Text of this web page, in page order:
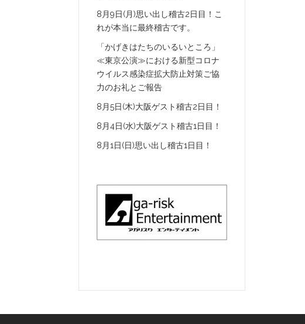
8月9日(月)思い出し稽古2日目！こ
れが本当に最終稽古です。
「かげきはたちのいるいところ」
≪東京公演≫における新型コロナ
ウイルス感染症拡大防止対策ご協
力のお礼とご報告
8月5日(木)大阪ゲスト稽古2日目！
8月4日(水)大阪ゲスト稽古1日目！
8月1日(日)思い出し稽古1日目！